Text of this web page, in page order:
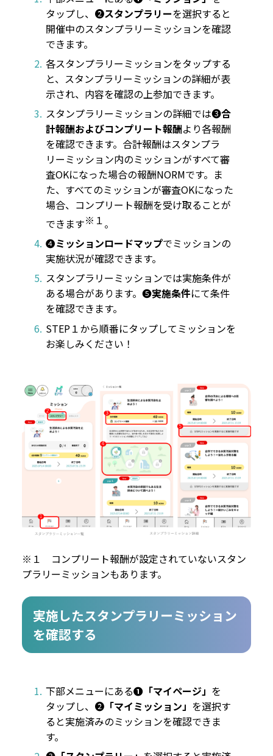
タップし、❷スタンプラリーを選択すると
開催中のスタンプラリーミッションを確認
できます。
各スタンプラリーミッションをタップする
と、スタンプラリーミッションの詳細が表
示され、内容を確認の上参加できます。
スタンプラリーミッションの詳細では❸合
計報酬およびコンプリート報酬より各報酬
を確認できます。合計報酬はスタンプラ
リーミッション内のミッションがすべて審
査OKになった場合の報酬NORMです。ま
た、すべてのミッションが審査OKになった
場合、コンプリート報酬を受け取ることが
できます※１。
❹ミッションロードマップでミッションの
実施状況が確認できます。
スタンプラリーミッションでは実施条件が
ある場合があります。❺実施条件にて条件
を確認できます。
STEP１から順番にタップしてミッションを
お楽しみください！
※１ コンプリート報酬が設定されていないスタン
プラリーミッションもあります。
実施したスタンプラリーミッション
を確認する
下部メニューにある❶「マイページ」 を
タップし、❷「マイミッション」 を選択す
ると実施済みのミッションを確認できま
す。